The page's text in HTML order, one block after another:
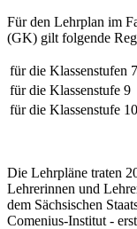
Für den Lehrplan im
(GK) gilt folgende
für die Klassenstufen
für die Klassenstufe 9
für die Klassenstufe 10
Die Lehrpläne traten
Lehrerinnen und
dem Sächsischen
Comenius-Institut -